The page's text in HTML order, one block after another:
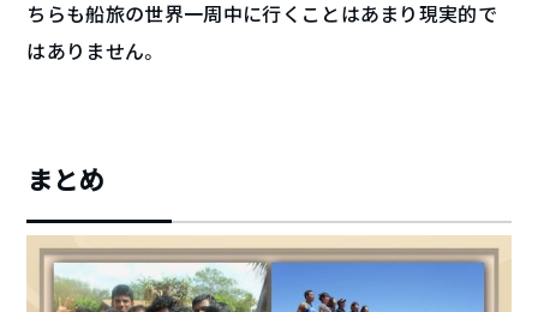
ちらも船旅の世界一周中に行くことはあまり現実的で
はありません。
まとめ